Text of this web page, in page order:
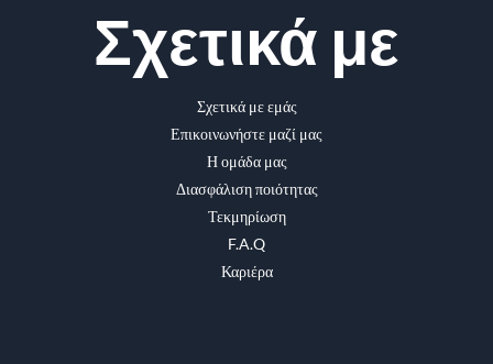
Σχετικά με
Σχετικά με εμάς
Επικοινωνήστε μαζί μας
Η ομάδα μας
Διασφάλιση ποιότητας
Τεκμηρίωση
F.A.Q
Καριέρα